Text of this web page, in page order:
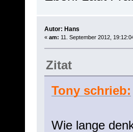
Autor: Hans
« am: 11. September 2012,
Zitat
Tony schrieb:
Wie lange